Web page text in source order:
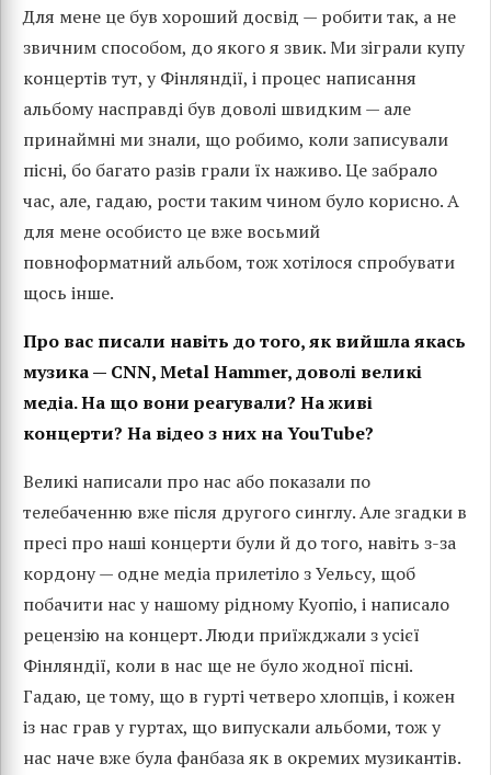
Для мене це був хороший досвід — робити так, а не
звичним способом, до якого я звик. Ми зіграли купу
концертів тут, у Фінляндії, і процес написання
альбому насправді був доволі швидким — але
принаймні ми знали, що робимо, коли записували
пісні, бо багато разів грали їх наживо. Це забрало
час, але, гадаю, рости таким чином було корисно. А
для мене особисто це вже восьмий
повноформатний альбом, тож хотілося спробувати
щось інше.
Про вас писали навіть до того, як вийшла якась
музика — CNN, Metal Hammer, доволі великі
медіа. На що вони реагували? На живі
концерти? На відео з них на YouTube?
Великі написали про нас або показали по
телебаченню вже після другого синглу. Але згадки в
пресі про наші концерти були й до того, навіть з-за
кордону — одне медіа прилетіло з Уельсу, щоб
побачити нас у нашому рідному Куопіо, і написало
рецензію на концерт. Люди приїжджали з усієї
Фінляндії, коли в нас ще не було жодної пісні.
Гадаю, це тому, що в гурті четверо хлопців, і кожен
із нас грав у гуртах, що випускали альбоми, тож у
нас наче вже була фанбаза як в окремих музикантів.